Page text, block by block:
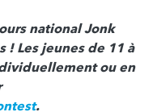
national Jonk
! Les jeunes de 11 à
ou en
.